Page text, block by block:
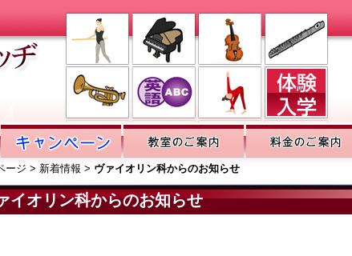
ージ > 新着情報 > ヴァイオリン科からのお知らせ
イオリン科からのお知らせ